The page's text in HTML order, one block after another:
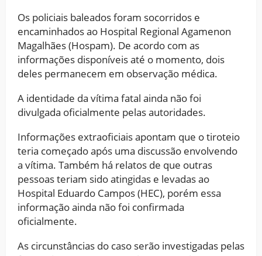
Os policiais baleados foram socorridos e
encaminhados ao Hospital Regional Agamenon
Magalhães (Hospam). De acordo com as
informações disponíveis até o momento, dois
deles permanecem em observação médica.
A identidade da vítima fatal ainda não foi
divulgada oficialmente pelas autoridades.
Informações extraoficiais apontam que o tiroteio
teria começado após uma discussão envolvendo
a vítima. Também há relatos de que outras
pessoas teriam sido atingidas e levadas ao
Hospital Eduardo Campos (HEC), porém essa
informação ainda não foi confirmada
oficialmente.
As circunstâncias do caso serão investigadas pelas